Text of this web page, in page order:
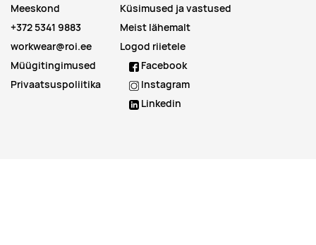
Meeskond
+372 5341 9883
workwear@roi.ee
Küsimused ja vastused
Meist lähemalt
Logod riietele
Müügitingimused
Privaatsuspoliitika
Facebook
Instagram
Linkedin